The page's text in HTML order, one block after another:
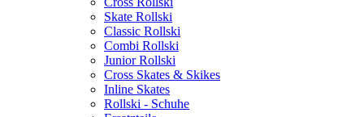
Skate Rollski
Classic Rollski
Combi Rollski
Junior Rollski
Cross Skates & Skikes
Inline Skates
Rollski - Schuhe